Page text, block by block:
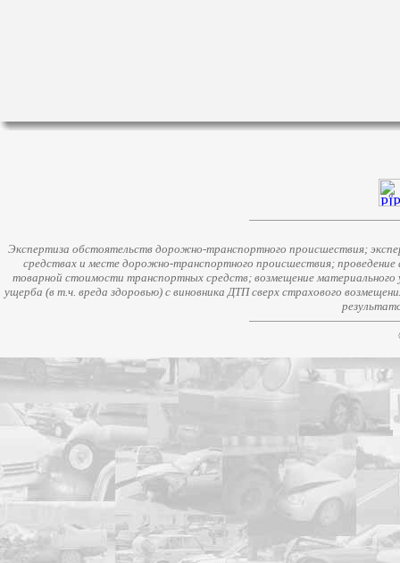
Экспертиза обстоятельств дорожно-транспортного происшествия;
средствах и месте дорожно-транспортного происшествия;
товарной стоимости транспортных средств; возмещение
ущерба (в т.ч. вреда здоровью) с виновника ДТП сверх страхового